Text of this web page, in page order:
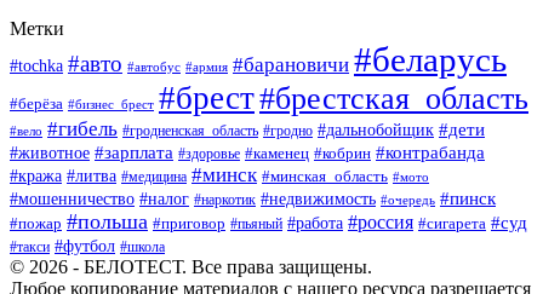
Метки
#tochka #авто #автобус #армия #барановичи #беларусь
#берёза #бизнес_брест #брест#брестская_область
#вело #гибель #гродненская_область #гродно #дальнобойщик #дети
#животное #зарплата #здоровье #каменец #кобрин #контрабанда
#кража #литва #медицина #минск #минская_область #мото
#мошенничество #налог #наркотик #недвижимость #очередь #пинск
#пожар #польша #приговор #пьяный #работа #россия #сигарета #суд
#такси #футбол #школа
© 2026 - БЕЛОТЕСТ. Все права защищены.
Любое копирование материалов с нашего ресурса разрешается